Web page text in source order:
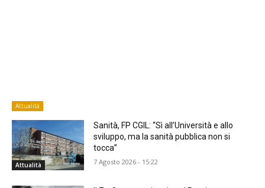
Attualità
Attualità
Sanità, FP CGIL: “Sì all’Università e allo
sviluppo, ma la sanità pubblica non si
tocca”
7 Agosto 2026 - 15:22